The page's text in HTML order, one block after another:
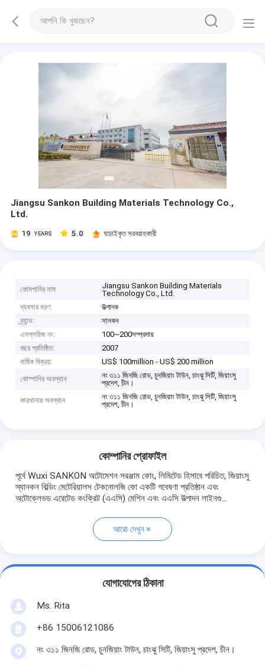
Jiangsu Sankon Building Materials Technology Co.,
Ltd.
19 YEARS 5.0 যাচাইকৃত সরবরাহকারী
কোমপানির নাম
Jiangsu Sankon Building Materials
Technology Co., Ltd.
ব্যবসার ধরণ:
উত্পাদক
ব্র্যান্ড:
সানকন
এমপ্লয়িজ নং:
100~200সম্প্রদায়
বছর প্রতিষ্ঠিত:
2007
বার্ষিক বিক্রয়:
US$ 100million - US$ 200 million
কোম্পানির অবস্থান
নং ৩১১ জিনজি রোড, চুনজিয়াং টাউন, চাংঝু সিটি, জিয়াংসু
প্রদেশ, চীন।
কারখানার অবস্থান
নং ৩১১ জিনজি রোড, চুনজিয়াং টাউন, চাংঝু সিটি, জিয়াংসু
প্রদেশ, চীন।
কোম্পানির প্রোফাইল
পূর্বে Wuxi SANKON অটোমেশন সরঞ্জাম কোং, লিমিটেড হিসাবে পরিচিত, জিয়াংসু
স্যানকন বিল্ডিং মেটেরিয়ালস টেকনোলজি কো একটি গবেষণা প্রতিষ্ঠান এবং
অটোক্লেভড এরেটেড কংক্রিট (এএসি) মেশিন এবং এএসি উত্পাদন লাইনগু...
আরো দেখুন
যোগাযোগের ঠিকানা
Ms. Rita
+86 15006121086
নং ৩১১ জিনজি রোড, চুনজিয়াং টাউন, চাংঝু সিটি, জিয়াংসু প্রদেশ, চীন।